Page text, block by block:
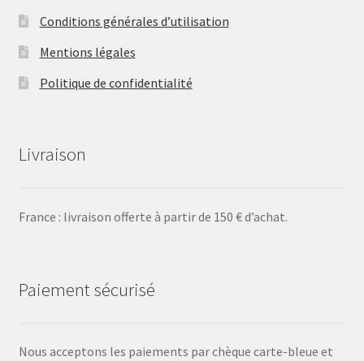
Conditions générales d’utilisation
Mentions légales
Politique de confidentialité
Livraison
France : livraison offerte à partir de 150 € d’achat.
Paiement sécurisé
Nous acceptons les paiements par chèque carte-bleue et